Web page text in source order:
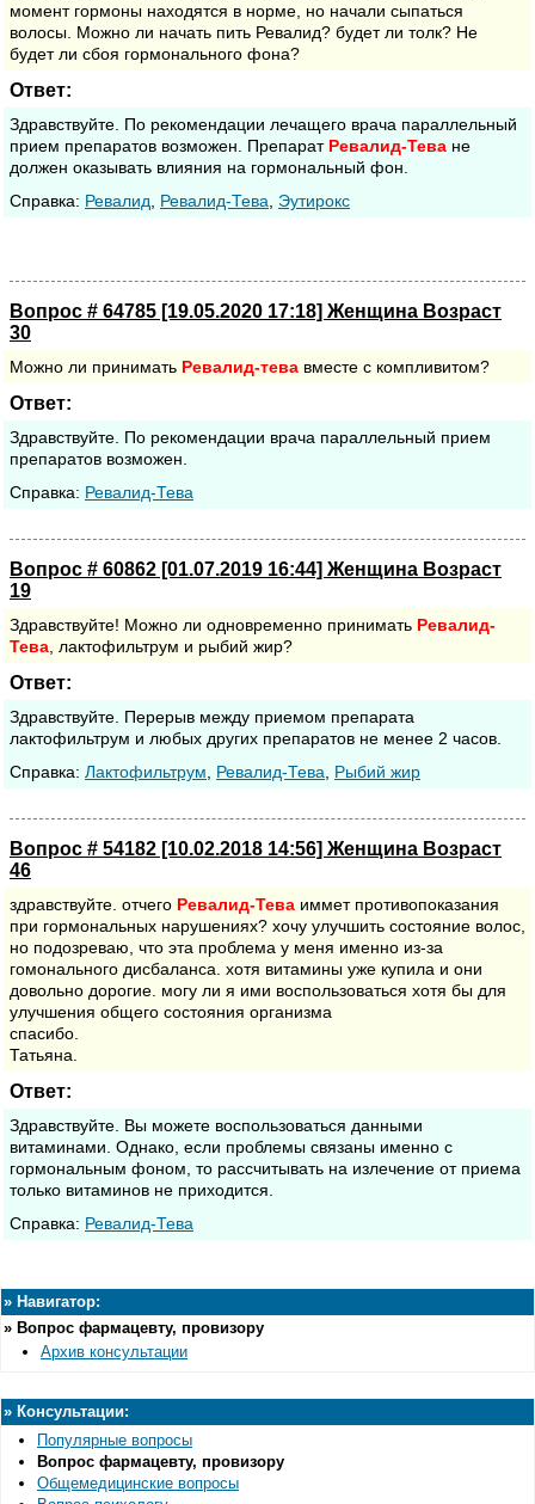
момент гормоны находятся в норме, но начали сыпаться
волосы. Можно ли начать пить Ревалид? будет ли толк? Не
будет ли сбоя гормонального фона?
Ответ:
Здравствуйте. По рекомендации лечащего врача параллельный
прием препаратов возможен. Препарат Ревалид-Тева не
должен оказывать влияния на гормональный фон.
Cправка: Ревалид Ревалид-Тева Эутирокс
Вопрос # 64785 [19.05.2020 17:18] Женщина Возраст
30
Можно ли принимать Ревалид-тева вместе с компливитом?
Ответ:
Здравствуйте. По рекомендации врача параллельный прием
препаратов возможен.
Cправка: Ревалид-Тева
Вопрос # 60862 [01.07.2019 16:44] Женщина Возраст
19
Здравствуйте! Можно ли одновременно принимать Ревалид-
Тева , лактофильтрум и рыбий жир?
Ответ:
Здравствуйте. Перерыв между приемом препарата
лактофильтрум и любых других препаратов не менее 2 часов.
Cправка: Лактофильтрум Ревалид-Тева Рыбий жир
Вопрос # 54182 [10.02.2018 14:56] Женщина Возраст
46
здравствуйте. отчего Ревалид-Тева иммет противопоказания
при гормональных нарушениях? хочу улучшить состояние волос,
но подозреваю, что эта проблема у меня именно из-за
гомонального дисбаланса. хотя витамины уже купила и они
довольно дорогие. могу ли я ими воспользоваться хотя бы для
улучшения общего состояния организма
спасибо.
Татьяна.
Ответ:
Здравствуйте. Вы можете воспользоваться данными
витаминами. Однако, если проблемы связаны именно с
гормональным фоном, то рассчитывать на излечение от приема
только витаминов не приходится.
Cправка: Ревалид-Тева
» Навигатор:
» Вопрос фармацевту, провизору
Архив консультации
» Консультации:
Популярные вопросы
Вопрос фармацевту, провизору
Общемедицинские вопросы